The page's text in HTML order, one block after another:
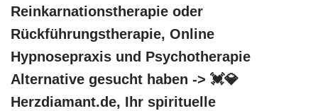
Reinkarnationstherapie oder
Rückführungstherapie, Online
Hypnosepraxis und Psychotherapie
Alternative gesucht haben -> 💓️💎
Herzdiamant.de, Ihr spirituelle